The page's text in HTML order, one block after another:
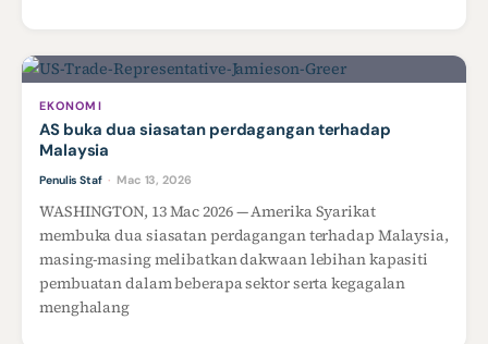
EKONOMI
AS buka dua siasatan perdagangan terhadap
Malaysia
Penulis Staf · Mac 13, 2026
WASHINGTON, 13 Mac 2026 — Amerika Syarikat
membuka dua siasatan perdagangan terhadap Malaysia,
masing-masing melibatkan dakwaan lebihan kapasiti
pembuatan dalam beberapa sektor serta kegagalan
menghalang